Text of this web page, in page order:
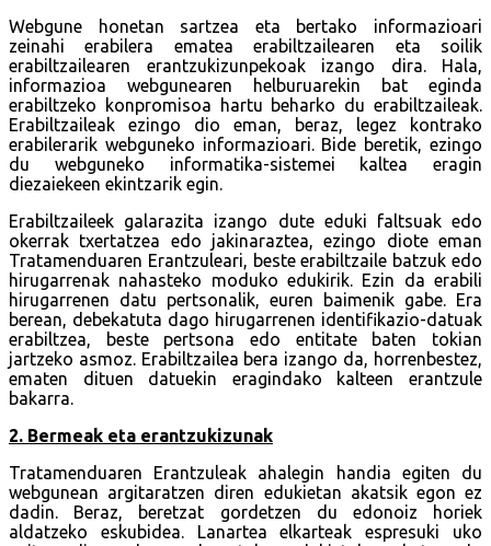
Webgune honetan sartzea eta bertako informazioari
zeinahi erabilera ematea erabiltzailearen eta soilik
erabiltzailearen erantzukizunpekoak izango dira. Hala,
informazioa webgunearen helburuarekin bat eginda
erabiltzeko konpromisoa hartu beharko du erabiltzaileak.
Erabiltzaileak ezingo dio eman, beraz, legez kontrako
erabilerarik webguneko informazioari. Bide beretik, ezingo
du webguneko informatika-sistemei kaltea eragin
diezaiekeen ekintzarik egin.
Erabiltzaileek galarazita izango dute eduki faltsuak edo
okerrak txertatzea edo jakinaraztea, ezingo diote eman
Tratamenduaren Erantzuleari, beste erabiltzaile batzuk edo
hirugarrenak nahasteko moduko edukirik. Ezin da erabili
hirugarrenen datu pertsonalik, euren baimenik gabe. Era
berean, debekatuta dago hirugarrenen identifikazio-datuak
erabiltzea, beste pertsona edo entitate baten tokian
jartzeko asmoz. Erabiltzailea bera izango da, horrenbestez,
ematen dituen datuekin eragindako kalteen erantzule
bakarra.
2. Bermeak eta erantzukizunak
Tratamenduaren Erantzuleak ahalegin handia egiten du
webgunean argitaratzen diren edukietan akatsik egon ez
dadin. Beraz, beretzat gordetzen du edonoiz horiek
aldatzeko eskubidea. Lanartea elkarteak espresuki uko